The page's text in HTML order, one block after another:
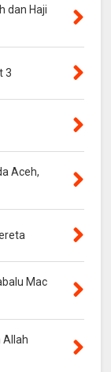
dan Haji
3
Aceh,
Mac
Allah